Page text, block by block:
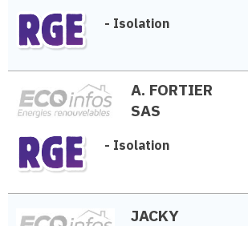
- Isolation
A. FORTIER
SAS
- Isolation
JACKY